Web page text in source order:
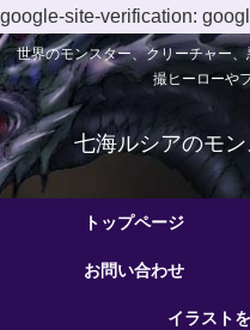
google-site-verification:
世界のモンスター、クリーチャー
撮ヒーローや
七海ルシアのモ
トップページ
お問い合わせ
イラスト